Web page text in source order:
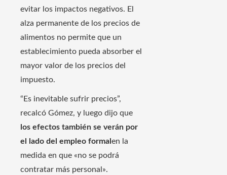
evitar los impactos negativos. El
alza permanente de los precios de
alimentos no permite que un
establecimiento pueda absorber el
mayor valor de los precios del
impuesto.
“Es inevitable sufrir precios”,
recalcó Gómez, y luego dijo que
los efectos también se verán por
el lado del empleo formal en la
medida en que «no se podrá
contratar más personal».